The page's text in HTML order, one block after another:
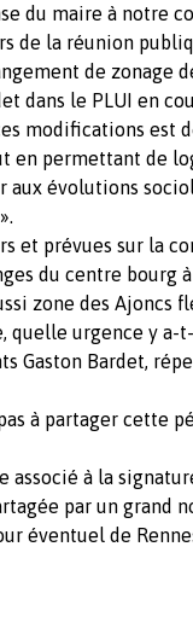
du maire à notre
de la réunion
de zonage
dans le PLUI en
modifications est
en permettant de
aux évolutions
et prévues sur la
du centre bourg
zone des Ajoncs
quelle urgence y a-
Gaston Bardet,
à partager cette
associé à la
par un grand
éventuel de